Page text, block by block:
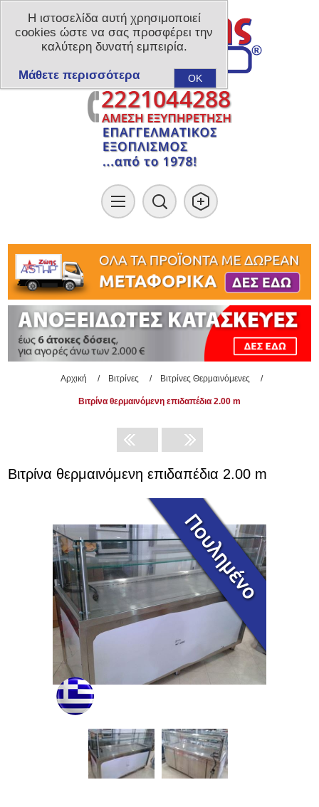
Αρχική / Βιτρίνες / Βιτρίνες Θερμαινόμενες /
Βιτρίνα θερμαινόμενη επιδαπέδια 2.00 m
Βιτρίνα θερμαινόμενη επιδαπέδια 2.00 m
Η ιστοσελίδα αυτή χρησιμοποιεί
cookies ώστε να σας προσφέρει την
καλύτερη δυνατή εμπειρία.
OK
Μάθετε περισσότερα